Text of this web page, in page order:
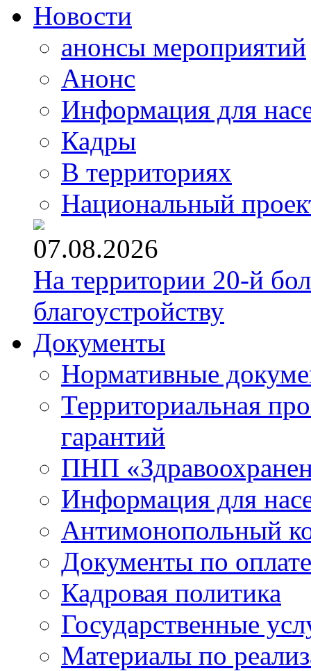
Новости
анонсы мероприятий
Анонс
Информация для
Кадры
В территориях
Национальный
07.08.2026
На территории 20-й
благоустройству
Документы
Нормативные
Территориальная
гарантий
ПНП
Информация для
Антимонопольный
Документы по
Кадровая политика
Государственные
Материалы по